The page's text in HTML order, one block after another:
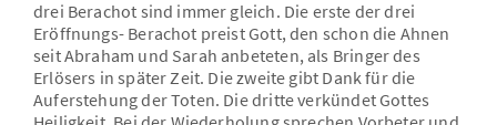
drei Berachot sind immer gleich. Die erste der drei
Eröffnungs- Berachot preist Gott, den schon die Ahnen
seit Abraham und Sarah anbeteten, als Bringer des
Erlösers in später Zeit. Die zweite gibt Dank für die
Auferstehung der Toten. Die dritte verkündet Gottes